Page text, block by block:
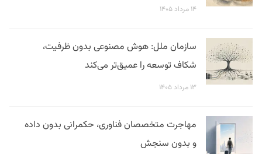
۱۴ مرداد ۱۴۰۵
سازمان ملل: هوش مصنوعی بدون ظرفیت،
شکاف توسعه را عمیق‌تر می‌کند
۱۳ مرداد ۱۴۰۵
مهاجرت متخصصان فناوری، حکمرانی بدون داده
و بدون سنجش